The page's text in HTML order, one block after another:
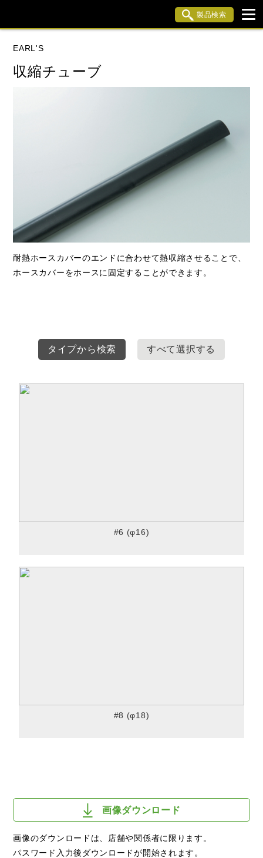
製品検索
閉じる
EARL'S
収縮チューブ
耐熱ホースカバーのエンドに合わせて熱収縮させることで、
ホースカバーをホースに固定することができます。
タイプから検索 すべて選択する
#6 (φ16)
#8 (φ18)
画像ダウンロード
画像のダウンロードは、店舗や関係者に限ります。
パスワード入力後ダウンロードが開始されます。